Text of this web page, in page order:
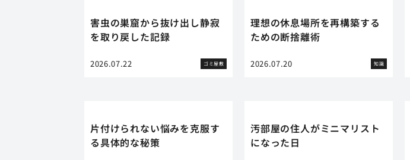
害虫の巣窟から抜け出し静寂
を取り戻した記録
2026.07.22 ゴミ屋敷
理想の休息場所を再構築する
ための断捨離術
2026.07.20 知識
片付けられない悩みを克服す
る具体的な秘策
汚部屋の住人がミニマリスト
になった日